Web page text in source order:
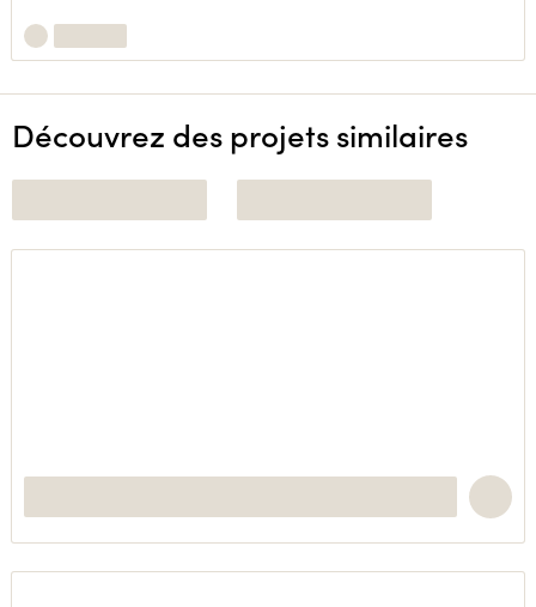
Découvrez des projets similaires